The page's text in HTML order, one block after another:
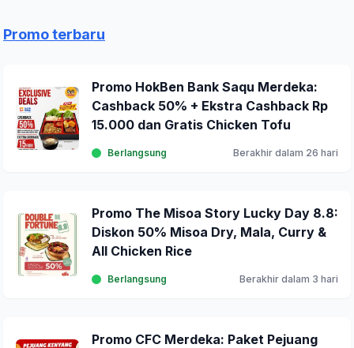
Promo terbaru
Promo HokBen Bank Saqu Merdeka:
Cashback 50% + Ekstra Cashback Rp
15.000 dan Gratis Chicken Tofu
Berlangsung Berakhir dalam 26 hari
Promo The Misoa Story Lucky Day 8.8:
Diskon 50% Misoa Dry, Mala, Curry &
All Chicken Rice
Berlangsung Berakhir dalam 3 hari
Promo CFC Merdeka: Paket Pejuang